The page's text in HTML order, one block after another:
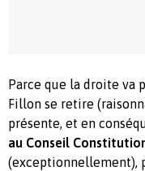
Parce que la droite va
Fillon se retire
présente, et en
au Conseil
(exceptionnellement),